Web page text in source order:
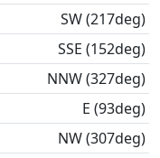
SW (217deg)
SSE (152deg)
NNW (327deg)
E (93deg)
NW (307deg)